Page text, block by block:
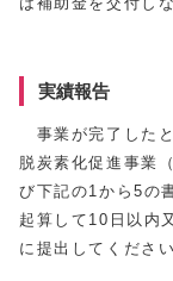
実績報告
事業が完了した
脱炭素化促進事業
び下記の1から5の
起算して10日以内
に提出してください